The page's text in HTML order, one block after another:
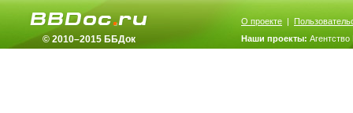
© 2010–2015 ББДок
О проекте |
Наши проекты: